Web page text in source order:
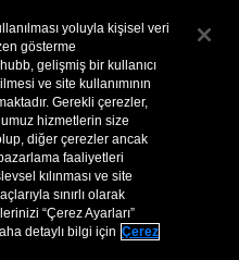
yoluyla kişisel veri
gösterme
gelişmiş bir kullanıcı
ve site kullanımının
Gerekli çerezler,
hizmetlerin size
diğer çerezler ancak
faaliyetleri
kılınması ve site
sınırlı olarak
“Çerez Ayarları”
detaylı bilgi için Çerez